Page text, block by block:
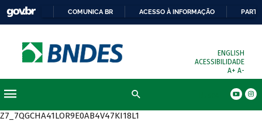
COMUNICA BR ACESSO À INFORMAÇÃO
ENGLISH
ACESSIBILIDADE
A+ A-
Z7_7QGCHA41LOR9E0AB4V47KI18L1